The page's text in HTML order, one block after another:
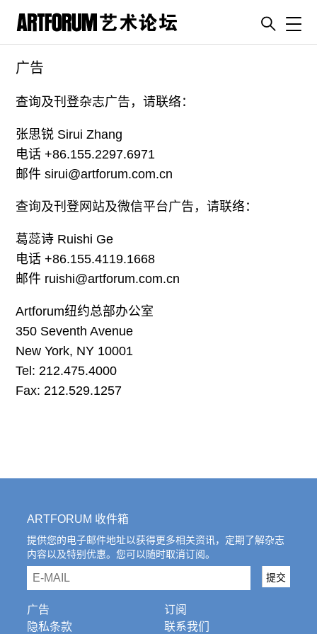
artguide
新闻
杂志
专栏
ART & EDUCATION
广告
往期内容
联系我们
广告
查询及刊登杂志广告，请联络：
张思锐 Sirui Zhang
电话 +86.155.2297.6971
邮件 sirui@artforum.com.cn
查询及刊登网站及微信平台广告，请联络：
葛蕊诗 Ruishi Ge
电话 +86.155.4119.1668
邮件 ruishi@artforum.com.cn
Artforum纽约总部办公室
350 Seventh Avenue
New York, NY 10001
Tel: 212.475.4000
Fax: 212.529.1257
ARTFORUM 收件箱
提供您的电子邮件地址以获得更多相关资讯，定期了解杂志
内容以及特别优惠。您可以随时取消订阅。
email 提交
广告
隐私条款
订阅
联系我们